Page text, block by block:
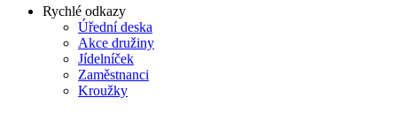
Rychlé odkazy
Úřední deska
Akce družiny
Jídelníček
Zaměstnanci
Kroužky